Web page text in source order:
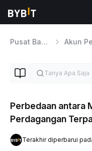
Pusat Bantuan
Perbedaan antara
Perdagangan
Terakhir diperbarui